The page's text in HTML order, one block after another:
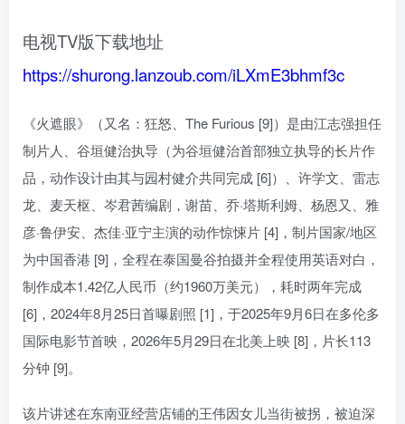
电视TV版下载地址
https://shurong.lanzoub.com/iLXmE3bhmf3c
《火遮眼》（又名：狂怒、The Furious [9]）是由江志强担任
制片人、谷垣健治执导（为谷垣健治首部独立执导的长片作
品，动作设计由其与园村健介共同完成 [6]）、许学文、雷志
龙、麦天枢、岑君茜编剧，谢苗、乔·塔斯利姆、杨恩又、雅
彦·鲁伊安、杰佳·亚宁主演的动作惊悚片 [4]，制片国家/地区
为中国香港 [9]，全程在泰国曼谷拍摄并全程使用英语对白，
制作成本1.42亿人民币（约1960万美元），耗时两年完成
[6]，2024年8月25日首曝剧照 [1]，于2025年9月6日在多伦多
国际电影节首映，2026年5月29日在北美上映 [8]，片长113
分钟 [9]。
该片讲述在东南亚经营店铺的王伟因女儿当街被拐，被迫深